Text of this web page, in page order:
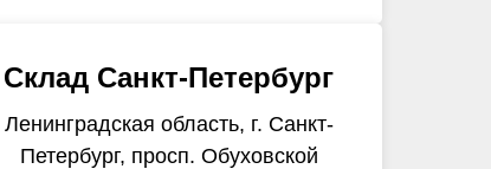
Склад Санкт-Петербург
Ленинградская область, г. Санкт-
Петербург, просп. Обуховской